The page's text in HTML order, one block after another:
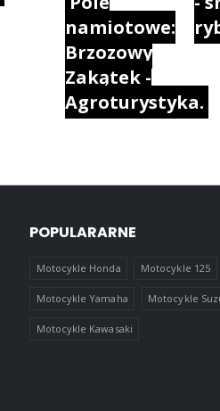
namiotowe:
Brzozowy
Zakątek -
Agroturystyka.
POPULARARNE
Motocykle Honda Motocykle 125
Motocykle Yamaha Motocykle
Motocykle Kawasaki